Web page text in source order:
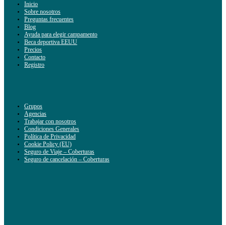
Inicio
Sobre nosotros
Preguntas frecuentes
Blog
Ayuda para elegir campamento
Beca deportiva EEUU
Precios
Contacto
Registro
Grupos
Agencias
Trabajar con nosotros
Condiciones Generales
Política de Privacidad
Cookie Policy (EU)
Seguro de Viaje – Coberturas
Seguro de cancelación – Coberturas